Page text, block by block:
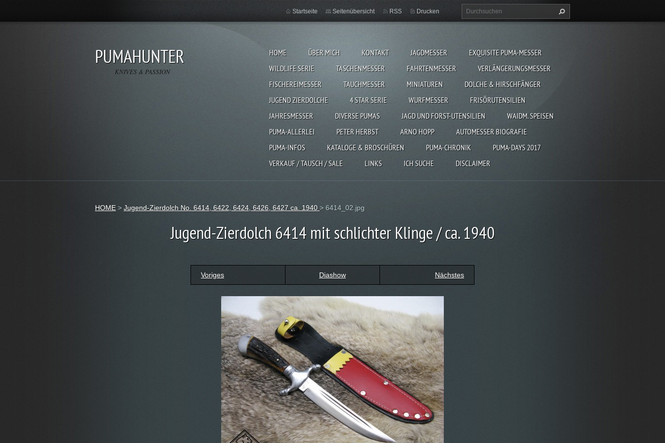
PUMAHUNTER
KNIVES & PASSION
HOME ÜBER MICH KONTAKT JAGDMESSER
EXQUISITE PUMA-MESSER
WILDLIFE SERIE
TASCHENMESSER FAHRTENMESSER
VERLÄNGERUNGSMESSER
FISCHEREIMESSER
TAUCHMESSER MINIATUREN
DOLCHE & HIRSCHFÄNGER
JUGEND ZIERDOLCHE
4 STAR SERIE WURFMESSER
FRISÖRUTENSILIEN
JAHRESMESSER
DIVERSE PUMAS JAGD UND FORST-UTENSILIEN
WAIDM. SPEISEN
PUMA-ALLERLEI
PETER HERBST ARNO HOPP
AUTOMESSER BIOGRAFIE
PUMA-INFOS
KATALOGE & BROSCHÜREN PUMA-CHRONIK
PUMA-DAYS 2017
VERKAUF / TAUSCH / SALE
LINKS ICH SUCHE DISCLAIMER
Startseite Seitenübersicht RSS Drucken
HOME > Jugend-Zierdolch No. 6414, 6422, 6424, 6426, 6427 ca. 1940 > 6414_02.jpg
Jugend-Zierdolch 6414 mit schlichter Klinge / ca. 1940
Voriges Diashow Nächstes